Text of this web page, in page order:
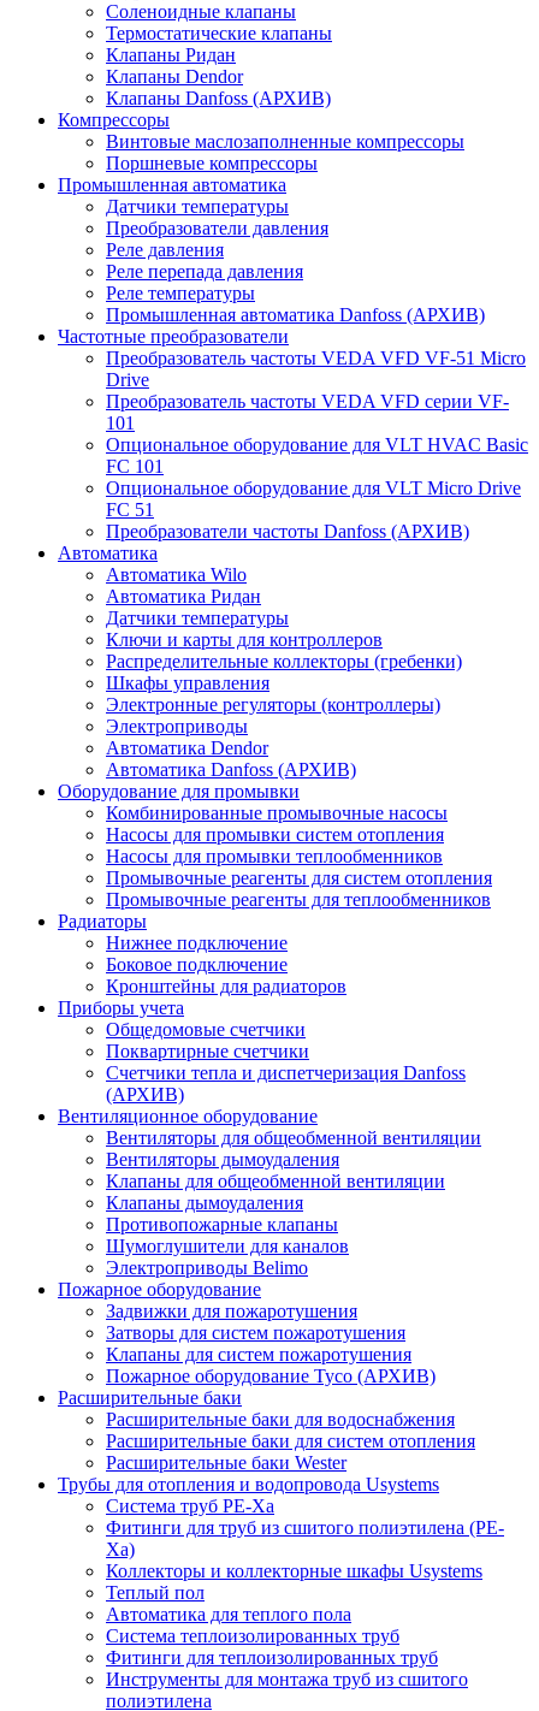
Соленоидные клапаны
Термостатические клапаны
Клапаны Ридан
Клапаны Dendor
Клапаны Danfoss (АРХИВ)
Компрессоры
Винтовые маслозаполненные компрессоры
Поршневые компрессоры
Промышленная автоматика
Датчики температуры
Преобразователи давления
Реле давления
Реле перепада давления
Реле температуры
Промышленная автоматика Danfoss (АРХИВ)
Частотные преобразователи
Преобразователь частоты VEDA VFD VF-51 Micro
Drive
Преобразователь частоты VEDA VFD серии VF-
101
Опциональное оборудование для VLT HVAC Basic
FC 101
Опциональное оборудование для VLT Micro Drive
FC 51
Преобразователи частоты Danfoss (АРХИВ)
Автоматика
Автоматика Wilo
Автоматика Ридан
Датчики температуры
Ключи и карты для контроллеров
Распределительные коллекторы (гребенки)
Шкафы управления
Электронные регуляторы (контроллеры)
Электроприводы
Автоматика Dendor
Автоматика Danfoss (АРХИВ)
Оборудование для промывки
Комбинированные промывочные насосы
Насосы для промывки систем отопления
Насосы для промывки теплообменников
Промывочные реагенты для систем отопления
Промывочные реагенты для теплообменников
Радиаторы
Нижнее подключение
Боковое подключение
Кронштейны для радиаторов
Приборы учета
Общедомовые счетчики
Поквартирные счетчики
Счетчики тепла и диспетчеризация Danfoss
(АРХИВ)
Вентиляционное оборудование
Вентиляторы для общеобменной вентиляции
Вентиляторы дымоудаления
Клапаны для общеобменной вентиляции
Клапаны дымоудаления
Противопожарные клапаны
Шумоглушители для каналов
Электроприводы Belimo
Пожарное оборудование
Задвижки для пожаротушения
Затворы для систем пожаротушения
Клапаны для систем пожаротушения
Пожарное оборудование Tyco (АРХИВ)
Расширительные баки
Расширительные баки для водоснабжения
Расширительные баки для систем отопления
Расширительные баки Wester
Трубы для отопления и водопровода Usystems
Система труб PE-Xa
Фитинги для труб из сшитого полиэтилена (PE-
Xa)
Коллекторы и коллекторные шкафы Usystems
Теплый пол
Автоматика для теплого пола
Система теплоизолированных труб
Фитинги для теплоизолированных труб
Инструменты для монтажа труб из сшитого
полиэтилена